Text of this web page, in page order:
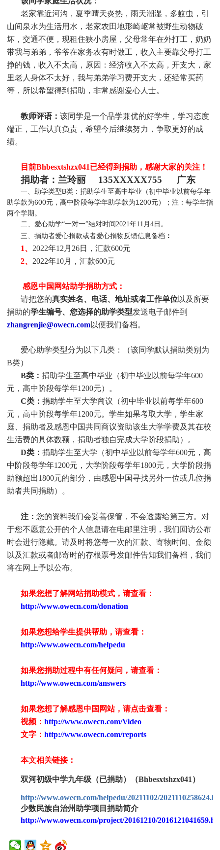
老家靠近河沟，夏季晴天炎热，雨天潮湿，多蚊虫，引
山间泉水为生活用水，老家农田地形崎岖常被野生动物破
坏，交通不便，现租住狭小房屋，父母常年在外打工，奶奶
带我与弟弟，爷爷在家务农有时做工，收入主要靠父母打工
挣的钱，收入不太高，原因：经济收入不太高，开支大，家
里老人身体不太好，我与弟弟学习费开支大，还经常买药
等，所以希望得到捐助，非常感谢爱心人士。
教师评语： 该同学是一个品学兼优的好学生，学习态度
端正，工作认真负责，希望今后继续努力，争取更好的成
绩。
目前Bhbesxtshzx041已经得到捐助，感谢大家的关注！
捐助者： 兰玲丽 135XXXXX755 广东
一、助学类型B类：捐助学生至高中毕业（初中毕业以前每学年
助学款为600元，高中阶段每学年助学款为1200元）；注：每学年指
两个学期。
二、爱心助学“一对一”结对时间2021年11月4日。
三、捐助者爱心捐款或者爱心捐物反馈信息备档 ：
1、 2022年12月26日，汇款600元
2、 2022年10月，汇款600元
感恩中国网站助学捐助方式：
请把您的真实姓名、电话、地址或者工作单位以及所要
捐助的学生编号、您选择的助学类型发送电子邮件到
zhangrenjie@owecn.com以便我们备档。
爱心助学类型分为以下几类：（该同学默认捐助类别为
B类）
B类： 捐助学生至高中毕业（初中毕业以前每学年600
元，高中阶段每学年1200元）。
C类： 捐助学生至大学商议（初中毕业以前每学年600
元，高中阶段每学年1200元。 学生如果考取大学， 学生家
庭、捐助者及感恩中国共同商议资助该生大学学费及其在校
生活费的具体数额，捐助者独自完成大学阶段捐助）。
D类： 捐助学生至大学（初中毕业以前每学年600元，高
中阶段每学年1200元，大学阶段每学年1800元，大学阶段捐
助额超出1800元的部分，由感恩中国寻找另外一位或几位捐
助者共同捐助）。
注： 您的资料我们会妥善保管，不会透露给第三方。对
于您不愿意公开的个人信息请在电邮里注明，我们回访公布
时会进行隐藏。请及时将您每一次的汇款、寄物时间、金额
以及汇款或者邮寄时的存根票号发邮件告知我们备档，我们
将在网上予以公布。
如果您想了解网站捐助模式，请查看：
http://www.owecn.com/donation
如果您想给学生提供帮助，请查看：
http://www.owecn.com/helpedu
如果您捐助过程中有任何疑问，请查看：
http://www.owecn.com/answers
如果您想了解感恩中国网站，请点击查看：
视频： http://www.owecn.com/Video
文字： http://www.owecn.com/reports
本文相关链接：
双河初级中学九年级（已捐助）（Bhbesxtshzx041）
http://www.owecn.com/helpedu/20211102/
少数民族自治州助学项目捐助简介
http://www.owecn.com/project/20161210/